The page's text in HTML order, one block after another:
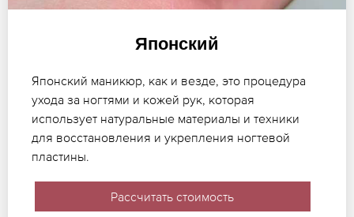
Японский
Японский маникюр, как и везде, это процедура
ухода за ногтями и кожей рук, которая
использует натуральные материалы и техники
для восстановления и укрепления ногтевой
пластины.
Рассчитать стоимость